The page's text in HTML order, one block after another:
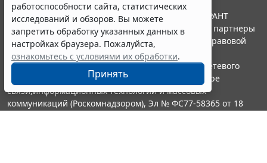
работоспособности сайта, статистических
исследований и обзоров. Вы можете
запретить обработку указанных данных в
настройках браузера. Пожалуйста,
ознакомьтесь с условиями их обработки.
Принять
© ООО "НПП "ГАРАНТ-СЕРВИС", 2026. Система ГАРАНТ
выпускается с 1990 года. Компания "Гарант" и ее партнеры
являются участниками Российской ассоциации правовой
информации ГАРАНТ.
Портал ГАРАНТ.РУ зарегистрирован в качестве сетевого
издания Федеральной службой по надзору в сфере
связи,информационных технологий и массовых
коммуникаций (Роскомнадзором), Эл № ФС77-58365 от 18